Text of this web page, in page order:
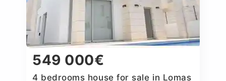
549 000€
4 bedrooms house for sale in Lomas